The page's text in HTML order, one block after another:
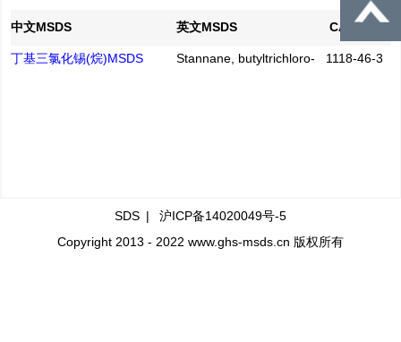
中文MSDS 英文MSDS CAS No.
丁基三氯化锡(烷)MSDS Stannane, butyltrichloro- 1118-46-3
SDS | 沪ICP备14020049号-5
Copyright 2013 - 2022 www.ghs-msds.cn 版权所有